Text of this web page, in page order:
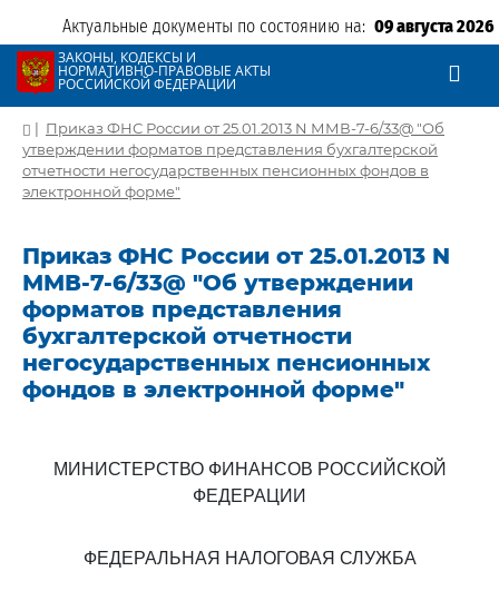
Актуальные документы по состоянию на: 09 августа 2026
ЗАКОНЫ, КОДЕКСЫ И
НОРМАТИВНО-ПРАВОВЫЕ АКТЫ
РОССИЙСКОЙ ФЕДЕРАЦИИ
| Приказ ФНС России от 25.01.2013 N ММВ-7-6/33@ "Об
утверждении форматов представления бухгалтерской
отчетности негосударственных пенсионных фондов в
электронной форме"
Приказ ФНС России от 25.01.2013 N
ММВ-7-6/33@ "Об утверждении
форматов представления
бухгалтерской отчетности
негосударственных пенсионных
фондов в электронной форме"
МИНИСТЕРСТВО ФИНАНСОВ РОССИЙСКОЙ
ФЕДЕРАЦИИ
ФЕДЕРАЛЬНАЯ НАЛОГОВАЯ СЛУЖБА